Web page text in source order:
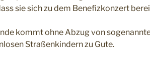
sie sich zu dem Benefizkonzert
kommt ohne Abzug von
Straßenkindern zu Gute.